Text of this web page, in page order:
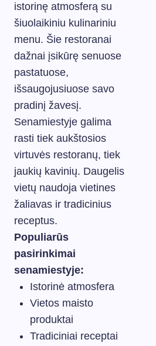
istorinę atmosferą su
šiuolaikiniu kulinariniu
menu. Šie restoranai
dažnai įsikūrę senuose
pastatuose,
išsaugojusiuose savo
pradinį žavesį.
Senamiestyje galima
rasti tiek aukštosios
virtuvės restoranų, tiek
jaukių kavinių. Daugelis
vietų naudoja vietines
žaliavas ir tradicinius
receptus.
Populiarūs
pasirinkimai
senamiestyje:
Istorinė atmosfera
Vietos maisto
produktai
Tradiciniai receptai